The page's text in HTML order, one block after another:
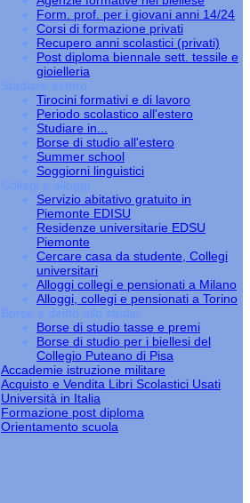
Form. prof. per i giovani anni 14/24
Corsi di formazione privati
Recupero anni scolastici (privati)
Post diploma biennale sett. tessile e
gioielleria
Studiare estero
Tirocini formativi e di lavoro
Periodo scolastico all'estero
Studiare in...
Borse di studio all'estero
Summer school
Soggiorni linguistici
Collegi e alloggi
Servizio abitativo gratuito in
Piemonte EDISU
Residenze universitarie EDSU
Piemonte
Cercare casa da studente, Collegi
universitari
Alloggi collegi e pensionati a Milano
Alloggi, collegi e pensionati a Torino
Borse e diritto allo studio
Borse di studio tasse e premi
Borse di studio per i biellesi del
Collegio Puteano di Pisa
Accademie istruzione militare
Acquisto e Vendita Libri Scolastici Usati
Università in Italia
Formazione post diploma
Orientamento scuola